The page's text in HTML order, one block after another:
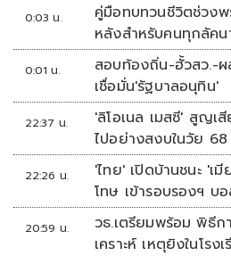
0:03 น.
คู่มือทบทวนชีวิตช่วงพ
หลังสำหรับคนทุกลัค
0:01 น.
สอบท้องถิ่น-ฮั้วสว.-
เชื่อมั่น'รัฐบาลอนุทิน'
22:37 น.
'ลิโอเนล เมสซี' สูญเ
ไปอย่างสงบในวัย
22:26 น.
'ไทย' เปิดบ้านชนะ '
โทษ เข้ารอบรองฯ บ
'สิงคโปร์'
20:59 น.
วธ.เตรียมพร้อม พิธีก
เคราะห์ เหตุยิงในโรง